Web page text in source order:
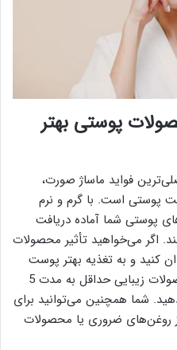
پوستی بهتر
فواید ماساژ صورت،
پوستی است. با گرم و نرم
پوستی شما آماده دریافت
اگر می‌خواهید تأثیر محصولات
کنید و به تغذیه بهتر پوست
کمک کنید، پیش از استفاده از محصولات زیبایی حداقل به مدت 5
شما همچنین می‌توانید برای
روغن‌های ضروری یا محصولات